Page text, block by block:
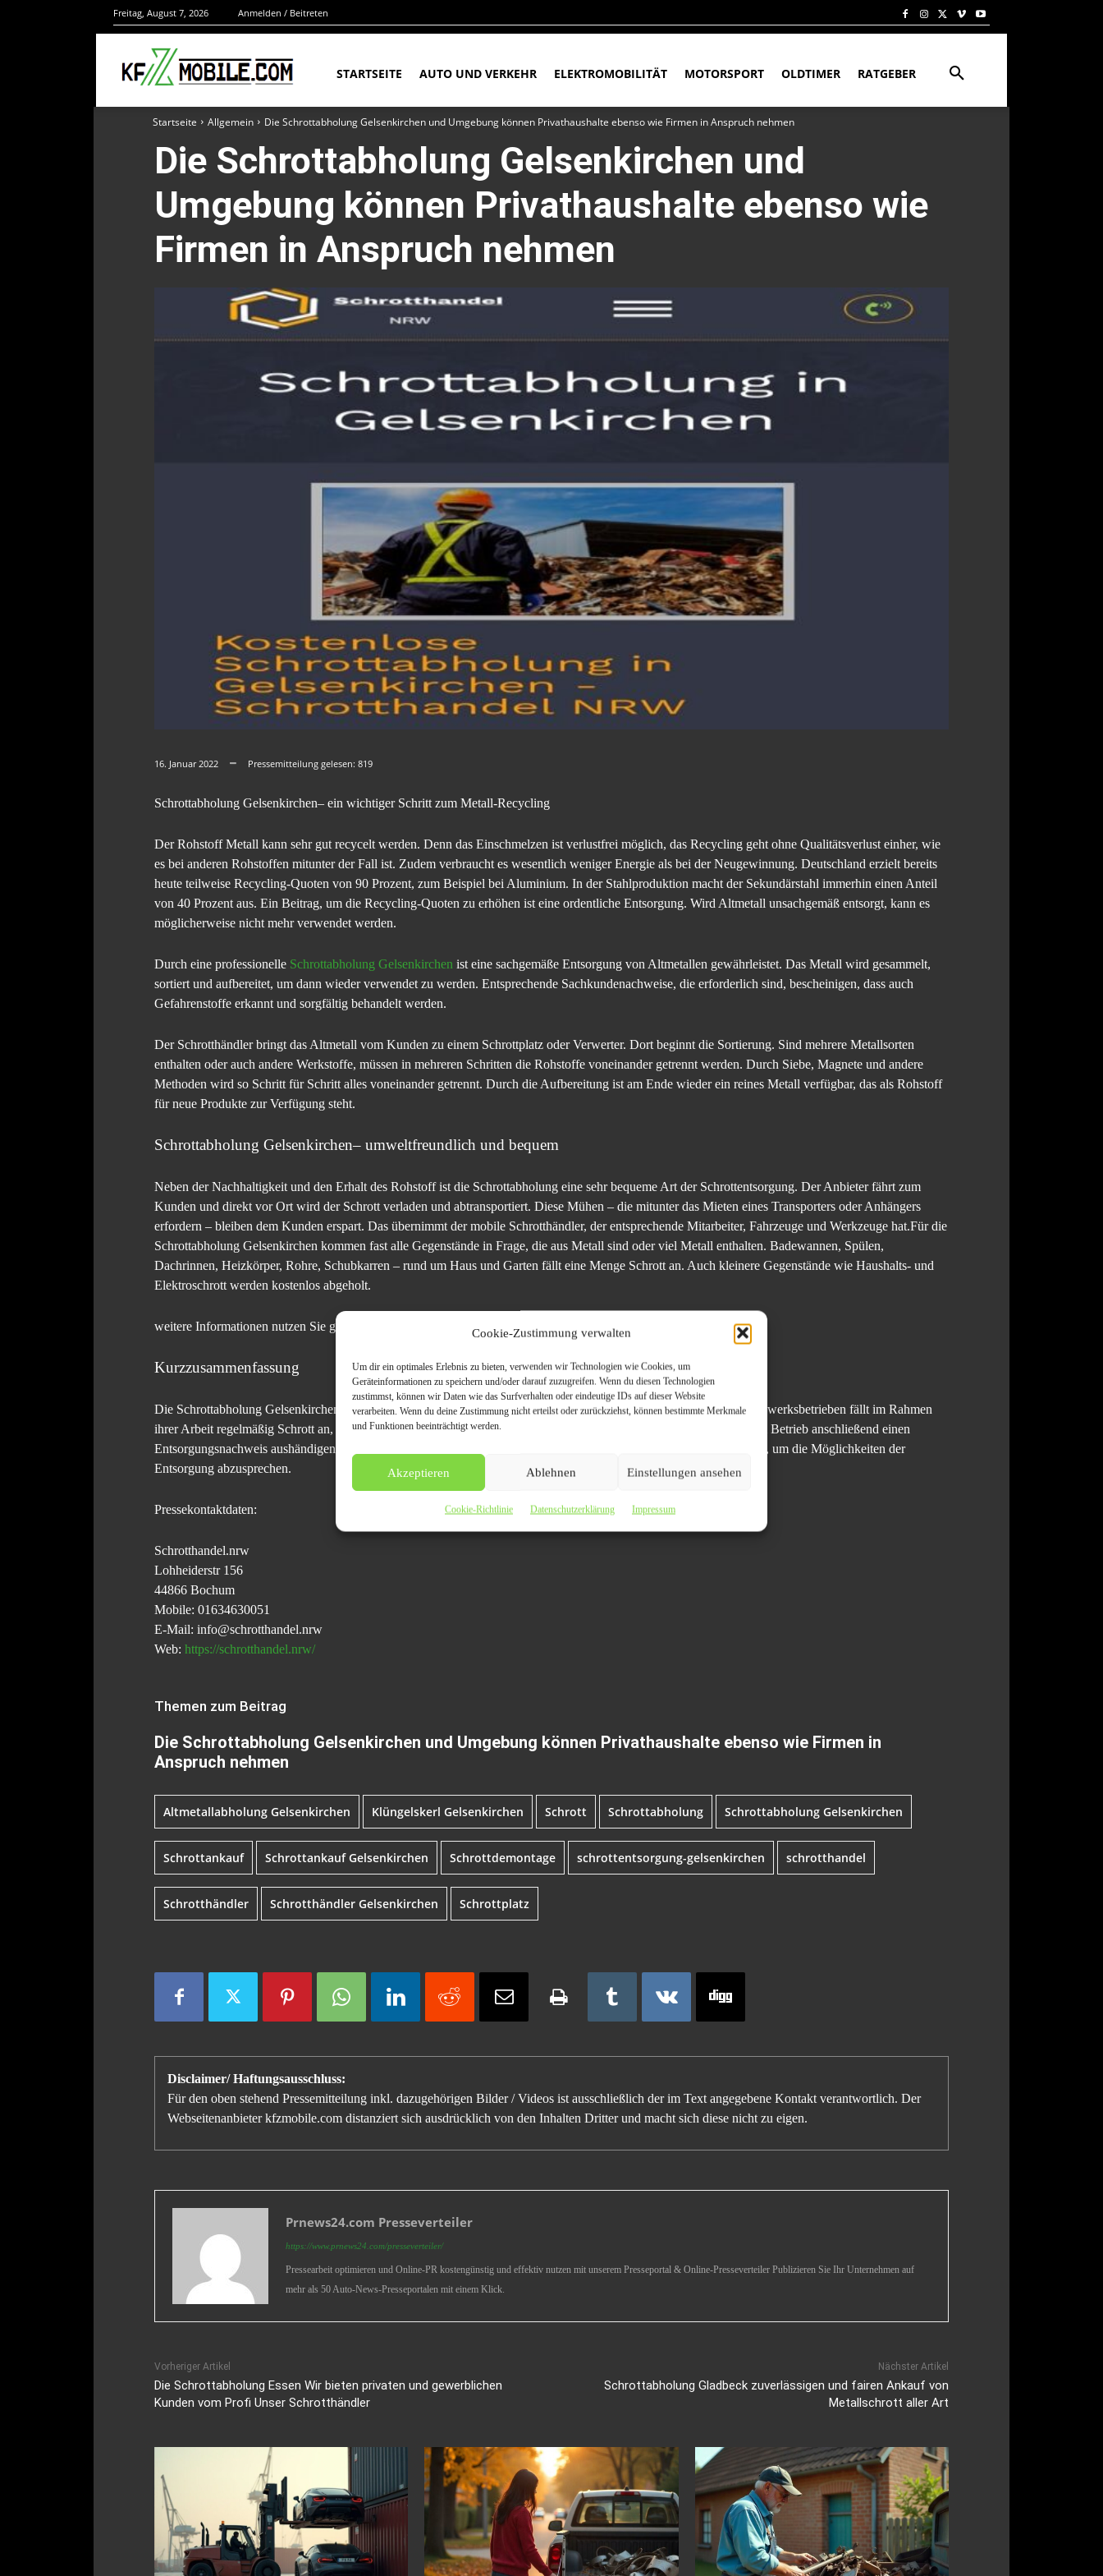
Cookie-Zustimmung verwalten
Um dir ein optimales Erlebnis zu bieten, verwenden wir Technologien wie Cookies, um
Geräteinformationen zu speichern und/oder darauf zuzugreifen. Wenn du diesen Technologien
zustimmst, können wir Daten wie das Surfverhalten oder eindeutige IDs auf dieser Website
verarbeiten. Wenn du deine Zustimmung nicht erteilst oder zurückziehst, können bestimmte Merkmale
und Funktionen beeinträchtigt werden.
Akzeptieren Ablehnen Einstellungen ansehen
Cookie-Richtlinie Datenschutzerklärung Impressum
Freitag, August 7, 2026 Anmelden / Beitreten
STARTSEITE AUTO UND VERKEHR ELEKTROMOBILITÄT MOTORSPORT OLDTIMER RATGEBER
Startseite Allgemein Die Schrottabholung Gelsenkirchen und Umgebung können Privathaushalte ebenso wie Firmen in Anspruch nehmen
Die Schrottabholung Gelsenkirchen und
Umgebung können Privathaushalte ebenso wie
Firmen in Anspruch nehmen
16. Januar 2022 Pressemitteilung gelesen: 819
Schrottabholung Gelsenkirchen– ein wichtiger Schritt zum Metall-Recycling
Der Rohstoff Metall kann sehr gut recycelt werden. Denn das Einschmelzen ist verlustfrei möglich, das Recycling geht ohne Qualitätsverlust einher, wie
es bei anderen Rohstoffen mitunter der Fall ist. Zudem verbraucht es wesentlich weniger Energie als bei der Neugewinnung. Deutschland erzielt bereits
heute teilweise Recycling-Quoten von 90 Prozent, zum Beispiel bei Aluminium. In der Stahlproduktion macht der Sekundärstahl immerhin einen Anteil
von 40 Prozent aus. Ein Beitrag, um die Recycling-Quoten zu erhöhen ist eine ordentliche Entsorgung. Wird Altmetall unsachgemäß entsorgt, kann es
möglicherweise nicht mehr verwendet werden.
Durch eine professionelle Schrottabholung Gelsenkirchen ist eine sachgemäße Entsorgung von Altmetallen gewährleistet. Das Metall wird gesammelt,
sortiert und aufbereitet, um dann wieder verwendet zu werden. Entsprechende Sachkundenachweise, die erforderlich sind, bescheinigen, dass auch
Gefahrenstoffe erkannt und sorgfältig behandelt werden.
Der Schrotthändler bringt das Altmetall vom Kunden zu einem Schrottplatz oder Verwerter. Dort beginnt die Sortierung. Sind mehrere Metallsorten
enthalten oder auch andere Werkstoffe, müssen in mehreren Schritten die Rohstoffe voneinander getrennt werden. Durch Siebe, Magnete und andere
Methoden wird so Schritt für Schritt alles voneinander getrennt. Durch die Aufbereitung ist am Ende wieder ein reines Metall verfügbar, das als Rohstoff
für neue Produkte zur Verfügung steht.
Schrottabholung Gelsenkirchen– umweltfreundlich und bequem
Neben der Nachhaltigkeit und den Erhalt des Rohstoff ist die Schrottabholung eine sehr bequeme Art der Schrottentsorgung. Der Anbieter fährt zum
Kunden und direkt vor Ort wird der Schrott verladen und abtransportiert. Diese Mühen – die mitunter das Mieten eines Transporters oder Anhängers
erfordern – bleiben dem Kunden erspart. Das übernimmt der mobile Schrotthändler, der entsprechende Mitarbeiter, Fahrzeuge und Werkzeuge hat.Für die
Schrottabholung Gelsenkirchen kommen fast alle Gegenstände in Frage, die aus Metall sind oder viel Metall enthalten. Badewannen, Spülen,
Dachrinnen, Heizkörper, Rohre, Schubkarren – rund um Haus und Garten fällt eine Menge Schrott an. Auch kleinere Gegenstände wie Haushalts- und
Elektroschrott werden kostenlos abgeholt.
weitere Informationen nutzen Sie gerne unsere Website: https://schrotthandel.nrw/schrottabholung-gelsenkirchen
Kurzzusammenfassung
Die Schrottabholung Gelsenkirchen können Privathaushalte ebenso wie Firmen in Anspruch nehmen. Bei vielen Handwerksbetrieben fällt im Rahmen
ihrer Arbeit regelmäßig Schrott an, der zu entsorgen ist. Auch hier können mobile Schrotthändler unterstützen und dem Betrieb anschließend einen
Entsorgungsnachweis aushändigen. Wenn Schrott anfällt ist eine unverbindliche Anfrage zur Schrottabholung sinnvoll, um die Möglichkeiten der
Entsorgung abzusprechen.
Pressekontaktdaten:
Schrotthandel.nrw
Lohheiderstr 156
44866 Bochum
Mobile: 01634630051
E-Mail: info@schrotthandel.nrw
Web: https://schrotthandel.nrw/
Themen zum Beitrag
Die Schrottabholung Gelsenkirchen und Umgebung können Privathaushalte ebenso wie Firmen in
Anspruch nehmen
Altmetallabholung Gelsenkirchen Klüngelskerl Gelsenkirchen Schrott Schrottabholung Schrottabholung Gelsenkirchen
Schrottankauf Schrottankauf Gelsenkirchen Schrottdemontage schrottentsorgung-gelsenkirchen schrotthandel
Schrotthändler Schrotthändler Gelsenkirchen Schrottplatz
Disclaimer/ Haftungsausschluss:
Für den oben stehend Pressemitteilung inkl. dazugehörigen Bilder / Videos ist ausschließlich der im Text angegebene Kontakt verantwortlich. Der
Webseitenanbieter kfzmobile.com distanziert sich ausdrücklich von den Inhalten Dritter und macht sich diese nicht zu eigen.
Prnews24.com Presseverteiler
https://www.prnews24.com/presseverteiler/
Pressearbeit optimieren und Online-PR kostengünstig und effektiv nutzen mit unserem Presseportal & Online-Presseverteiler Publizieren Sie Ihr Unternehmen auf
mehr als 50 Auto-News-Presseportalen mit einem Klick.
Vorheriger Artikel
Die Schrottabholung Essen Wir bieten privaten und gewerblichen
Kunden vom Profi Unser Schrotthändler
Nächster Artikel
Schrottabholung Gladbeck zuverlässigen und fairen Ankauf von
Metallschrott aller Art